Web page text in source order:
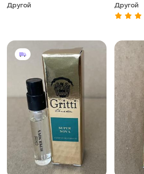
Другой Другой